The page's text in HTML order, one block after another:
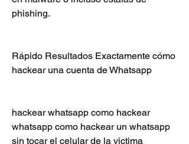
phishing.
Rápido Resultados Exactamente cómo
hackear una cuenta de Whatsapp
hackear whatsapp como hackear
whatsapp como hackear un whatsapp
sin tocar el celular de la victima